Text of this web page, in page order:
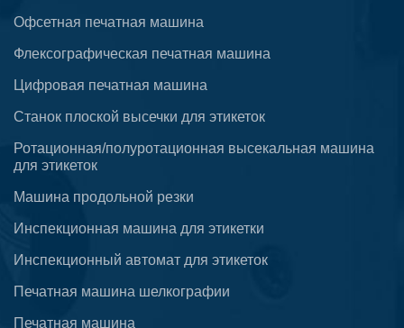
Офсетная печатная машина
Флексографическая печатная машина
Цифровая печатная машина
Станок плоской высечки для этикеток
Ротационная/полуротационная высекальная машина
для этикеток
Машина продольной резки
Инспекционная машина для этикетки
Инспекционный автомат для этикеток
Печатная машина шелкографии
Печатная машина